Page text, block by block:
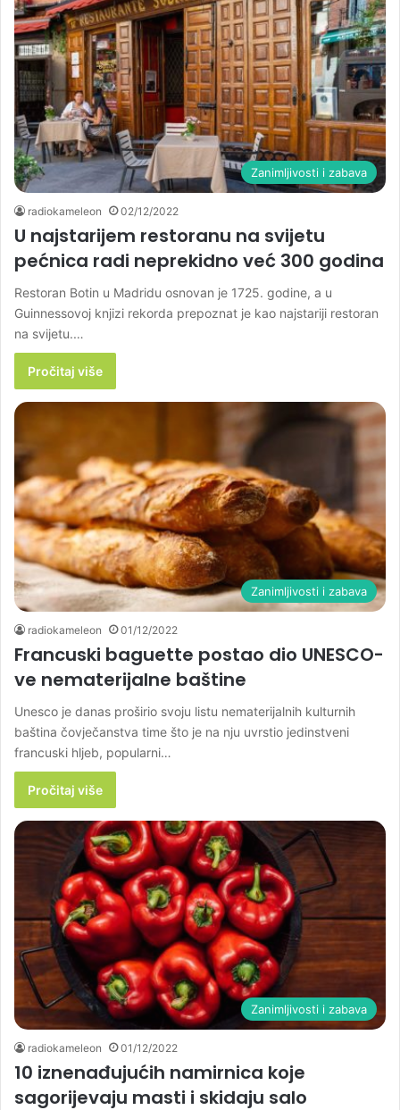
Zanimljivosti i zabava
radiokameleon 02/12/2022
U najstarijem restoranu na svijetu
pećnica radi neprekidno već 300 godina
Restoran Botin u Madridu osnovan je 1725. godine, a u
Guinnessovoj knjizi rekorda prepoznat je kao najstariji restoran
na svijetu.…
Pročitaj više
Zanimljivosti i zabava
radiokameleon 01/12/2022
Francuski baguette postao dio UNESCO-
ve nematerijalne baštine
Unesco je danas proširio svoju listu nematerijalnih kulturnih
baština čovječanstva time što je na nju uvrstio jedinstveni
francuski hljeb, popularni…
Pročitaj više
Zanimljivosti i zabava
radiokameleon 01/12/2022
10 iznenađujućih namirnica koje
sagorijevaju masti i skidaju salo